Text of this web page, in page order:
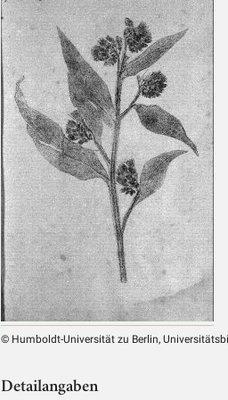
© Humboldt-Universität zu Berlin,
Detailangaben